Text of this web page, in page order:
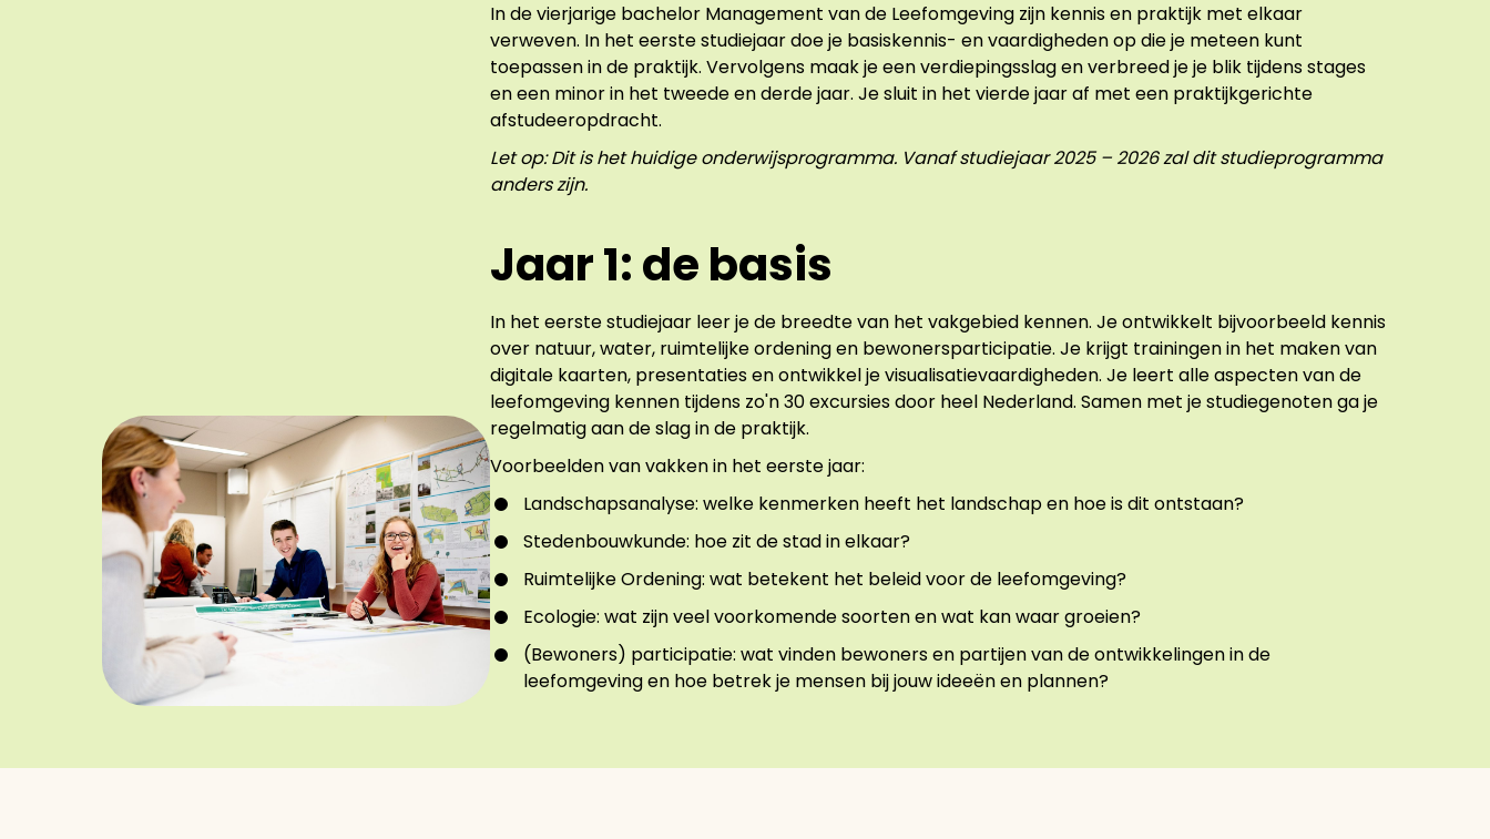
In de vierjarige bachelor Management van de Leefomgeving zijn kennis en praktijk met elkaar
verweven. In het eerste studiejaar doe je basiskennis- en vaardigheden op die je meteen kunt
toepassen in de praktijk. Vervolgens maak je een verdiepingsslag en verbreed je je blik tijdens stages
en een minor in het tweede en derde jaar. Je sluit in het vierde jaar af met een praktijkgerichte
afstudeeropdracht.
Let op: Dit is het huidige onderwijsprogramma. Vanaf studiejaar 2025 – 2026 zal dit studieprogramma
anders zijn.
Jaar 1: de basis
In het eerste studiejaar leer je de breedte van het vakgebied kennen. Je ontwikkelt bijvoorbeeld kennis
over natuur, water, ruimtelijke ordening en bewonersparticipatie. Je krijgt trainingen in het maken van
digitale kaarten, presentaties en ontwikkel je visualisatievaardigheden. Je leert alle aspecten van de
leefomgeving kennen tijdens zo'n 30 excursies door heel Nederland. Samen met je studiegenoten ga je
regelmatig aan de slag in de praktijk.
Voorbeelden van vakken in het eerste jaar:
Landschapsanalyse: welke kenmerken heeft het landschap en hoe is dit ontstaan?
Stedenbouwkunde: hoe zit de stad in elkaar?
Ruimtelijke Ordening: wat betekent het beleid voor de leefomgeving?
Ecologie: wat zijn veel voorkomende soorten en wat kan waar groeien?
(Bewoners) participatie: wat vinden bewoners en partijen van de ontwikkelingen in de
leefomgeving en hoe betrek je mensen bij jouw ideeën en plannen?